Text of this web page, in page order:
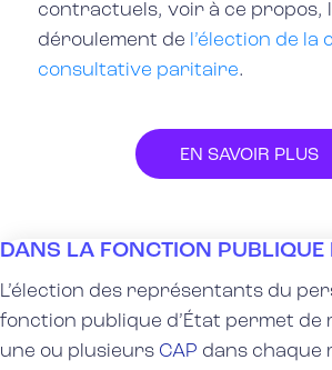
contractuels, voir à ce propos,
déroulement de l’élection de la
consultative paritaire.
EN SAVOIR PLUS
DANS LA FONCTION PUBLIQUE
L’élection des représentants du
fonction publique d’État permet de
une ou plusieurs CAP dans chaque